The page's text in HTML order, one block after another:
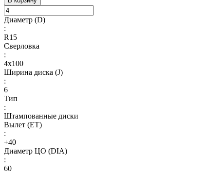
Диаметр (D)
:
R15
Сверловка
:
4х100
Ширина диска (J)
:
6
Тип
:
Штампованные диски
Вылет (ET)
:
+40
Диаметр ЦО (DIA)
:
60